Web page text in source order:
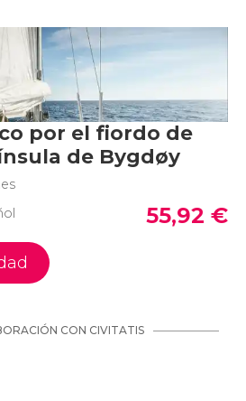
por el fiordo de
de Bygdøy
55,92 €
CON CIVITATIS